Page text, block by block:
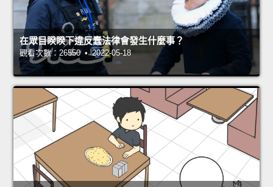
在眾目睽睽下違反蠢法律會發生什麼事？
觀看次數：26550 • 2022-05-18